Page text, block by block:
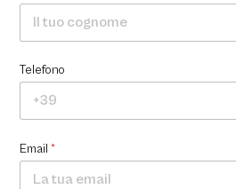
Telefono
Email*